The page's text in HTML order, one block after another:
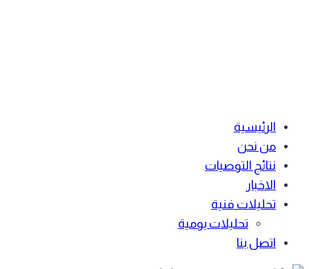
الرئيسية
من نحن
نتائج التوصيات
الاخبار
تحليلات فنية
تحليلات يومية
اتصل بنا